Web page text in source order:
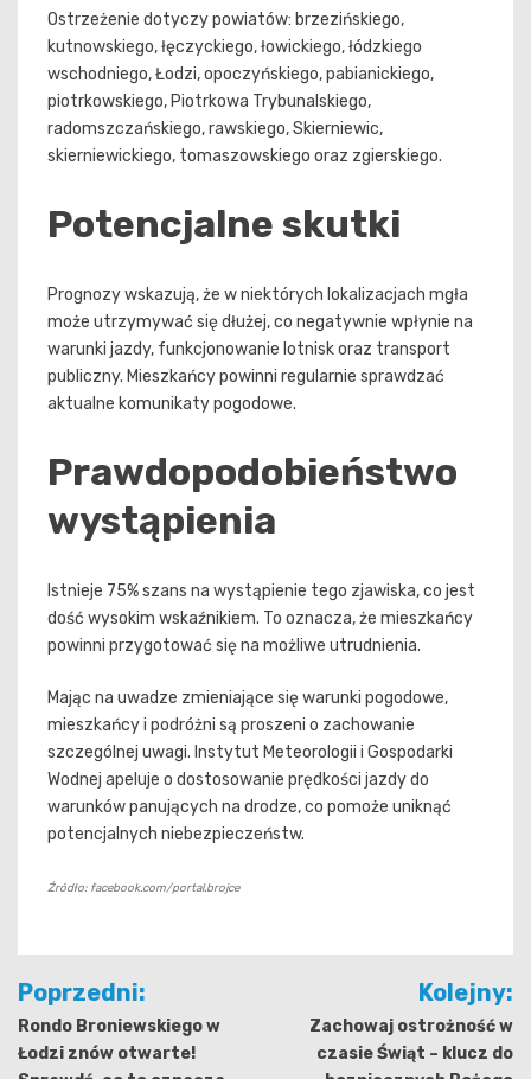
Ostrzeżenie dotyczy powiatów: brzezińskiego,
kutnowskiego, łęczyckiego, łowickiego, łódzkiego
wschodniego, Łodzi, opoczyńskiego, pabianickiego,
piotrkowskiego, Piotrkowa Trybunalskiego,
radomszczańskiego, rawskiego, Skierniewic,
skierniewickiego, tomaszowskiego oraz zgierskiego.
Potencjalne skutki
Prognozy wskazują, że w niektórych lokalizacjach mgła
może utrzymywać się dłużej, co negatywnie wpłynie na
warunki jazdy, funkcjonowanie lotnisk oraz transport
publiczny. Mieszkańcy powinni regularnie sprawdzać
aktualne komunikaty pogodowe.
Prawdopodobieństwo
wystąpienia
Istnieje 75% szans na wystąpienie tego zjawiska, co jest
dość wysokim wskaźnikiem. To oznacza, że mieszkańcy
powinni przygotować się na możliwe utrudnienia.
Mając na uwadze zmieniające się warunki pogodowe,
mieszkańcy i podróżni są proszeni o zachowanie
szczególnej uwagi. Instytut Meteorologii i Gospodarki
Wodnej apeluje o dostosowanie prędkości jazdy do
warunków panujących na drodze, co pomoże uniknąć
potencjalnych niebezpieczeństw.
Źródło: facebook.com/portal.brojce
Nawigacja
wpisu
Poprzedni:
Rondo Broniewskiego w
Łodzi znów otwarte!
Kolejny:
Zachowaj ostrożność w
czasie Świąt – klucz do